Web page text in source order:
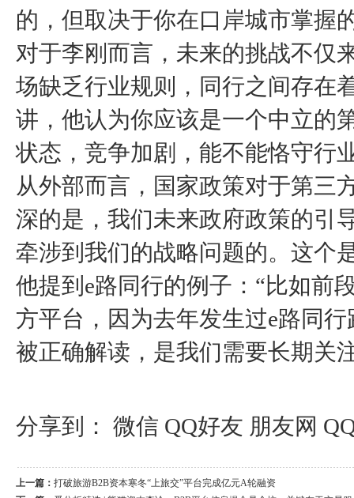
的，但取决于你在口岸城市掌握
对于李刚而言，未来的挑战不仅
场缺乏行业规则，同行之间存在
讲，他认为你应该是一个中立的
状态，竞争加剧，能不能恪守行
从外部而言，国家政策对于第三
深的是，我们未来政府政策的引
牵涉到我们的战略问题的。这个
他提到e路同行的例子：“比如前
方平台，因为去年发生过e路同
被正确解读，是我们需要长期关
分享到： 微信 QQ好友 朋友网
上一篇： 打破旅游B2B资本寒冬“上旅交”平台完成亿元A轮融资